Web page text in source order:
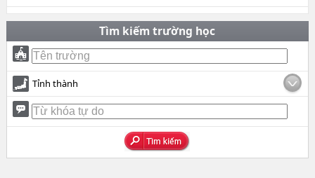
Tìm kiếm trường học
Tỉnh thành